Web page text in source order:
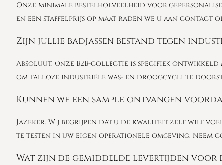
Onze minimale bestelhoeveelheid voor
en een staffelprijs op maat raden we u aan contact
Zijn jullie badjassen bestand tegen
Absoluut. Onze B2B-collectie is specifiek
om talloze industriële was- en droogcycli te
Kunnen we een sample ontvangen
Jazeker. Wij begrijpen dat u de kwaliteit zelf wilt
te testen in uw eigen operationele omgeving. Neem
Wat zijn de gemiddelde levertijden voor